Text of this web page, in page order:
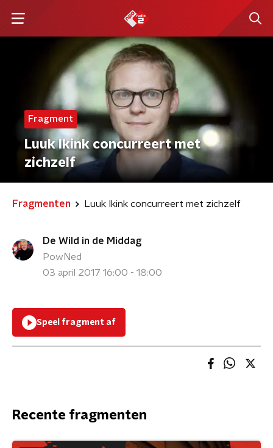
Fragment
Luuk Ikink concurreert met
zichzelf
Fragmenten Luuk Ikink concurreert met zichzelf
De Wild in de Middag
PowNed
03 april 2017 16:00 - 18:00
Speel fragment af
Recente fragmenten